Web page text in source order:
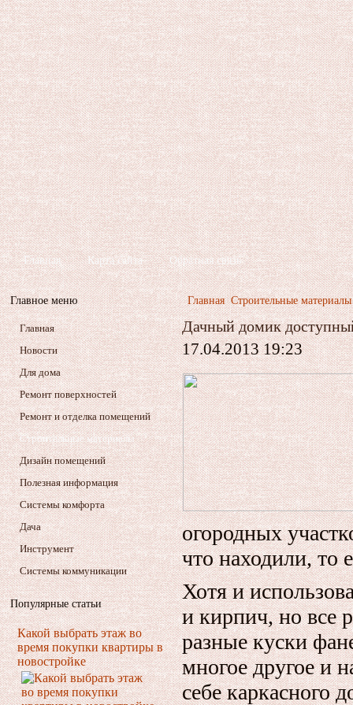
Главная Карта сайта Обратная связь
Главное меню
Главная
Новости
Для дома
Ремонт поверхностей
Ремонт и отделка помещений
Строительные материалы
Дизайн помещений
Полезная информация
Системы комфорта
Дача
Инструмент
Системы коммуникации
Популярные статьи
Какой выбрать этаж во
время покупки квартиры в
новостройке
Главная Строительные материалы
Дачный домик
17.04.2013 19:23
огородных
что находили, то
Хотя и
и кирпич, но все
разные куски
многое другое и
себе каркасного